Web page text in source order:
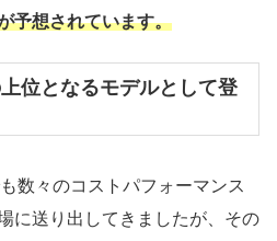
予想されています。
位となるモデルとして登
数々のコストパフォーマンス
に送り出してきましたが、その